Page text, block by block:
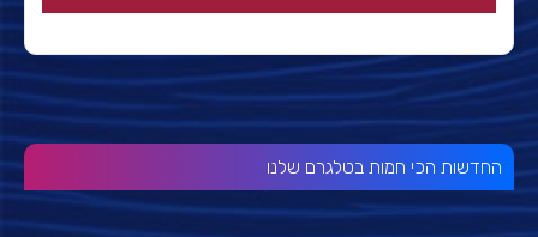
החדשות הכי חמות בטלגרם שלנו